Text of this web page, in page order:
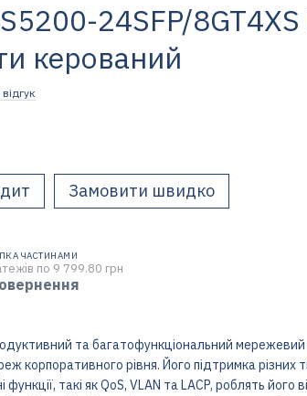
24SFP/8GT4XS
керований
Замовити швидко
ЧАСТИНАМИ
по 9 799.80 грн
та багатофункціональний
корпоративного рівня. Його підтримка різних
такі як QoS, VLAN та LACP, роблять його